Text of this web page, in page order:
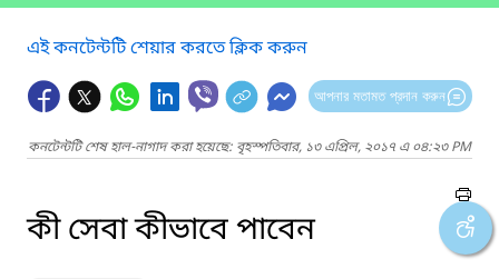
এই কনটেন্টটি শেয়ার করতে ক্লিক করুন
আপনার মতামত প্রদান করুন
কনটেন্টটি শেষ হাল-নাগাদ করা হয়েছে: বৃহস্পতিবার, ১৩ এপ্রিল, ২০১৭ এ ০৪:২৩ PM
কী সেবা কীভাবে পাবেন